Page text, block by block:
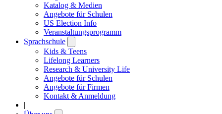
Katalog & Medien
Angebote für Schulen
US Election Info
Veranstaltungsprogramm
Sprachschule
submenu
Kids & Teens
Lifelong Learners
Research & University Life
Angebote für Schulen
Angebote für Firmen
Kontakt & Anmeldung
|